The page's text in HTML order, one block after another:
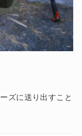
ズに送り出すこと